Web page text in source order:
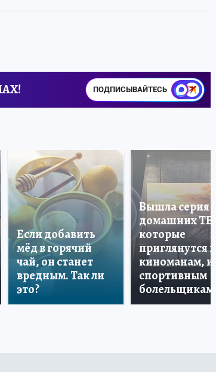
ПОДПИСЫВАЙТЕСЬ
Если добавить
мёд в горячий
чай, он станет
вредным. Так ли
это?
Вышла серия
домашних ТВ,
которые
приглянутся и
киноманам, и
спортивным
болельщикам